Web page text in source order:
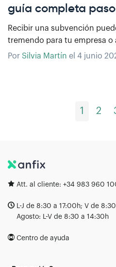
guía completa
Recibir una subvención
tremendo para tu empresa
Por Silvia Martín el 4 junio
1 2
Att. al cliente: +34 983 960
L-J de 8:30 a 17:00h; V de
Agosto: L-V de 8:30 a 14:30h
Centro de ayuda